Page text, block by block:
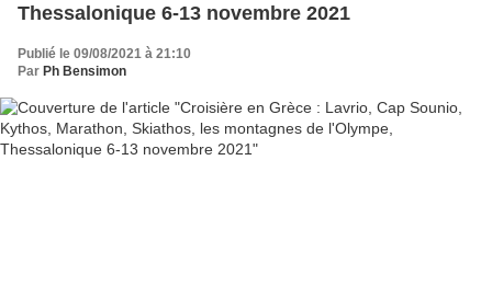
Thessalonique 6-13 novembre 2021
Publié le 09/08/2021 à 21:10
Par Ph Bensimon